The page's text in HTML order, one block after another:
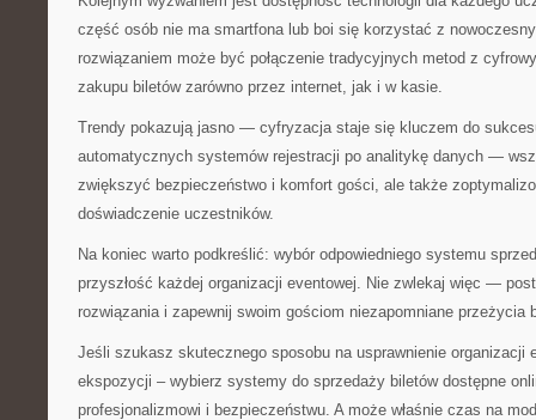
część osób nie ma smartfona lub boi się korzystać z
rozwiązaniem może być połączenie tradycyjnych metod z
zakupu biletów zarówno przez internet, jak i w kasie.
Trendy pokazują jasno — cyfryzacja staje się kluczem do
automatycznych systemów rejestracji po analitykę danych —
zwiększyć bezpieczeństwo i komfort gości, ale także
doświadczenie uczestników.
Na koniec warto podkreślić: wybór odpowiedniego systemu
przyszłość każdej organizacji eventowej. Nie zwlekaj więc —
rozwiązania i zapewnij swoim gościom niezapomniane przeżycia
Jeśli szukasz skutecznego sposobu na usprawnienie organizacji
ekspozycji – wybierz systemy do sprzedaży biletów dostępne
profesjonalizmowi i bezpieczeństwu. A może właśnie czas na